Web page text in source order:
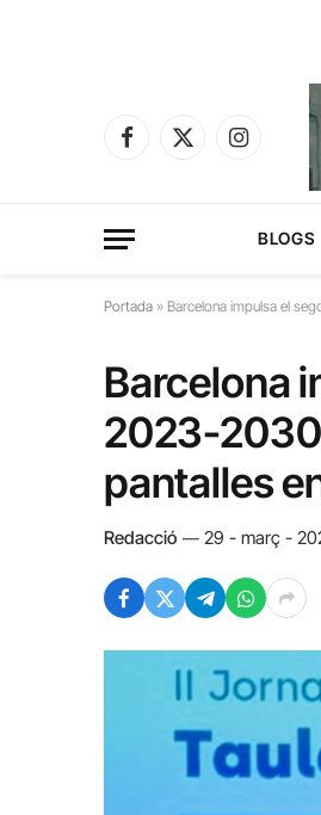
Facebook
X
Instagram
BLOGS
Portada » Barcelona impulsa el
Barcelona
2023-2030
pantalles
Redacció 29 - març -